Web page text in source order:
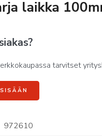
laikka
tarvitset
972610